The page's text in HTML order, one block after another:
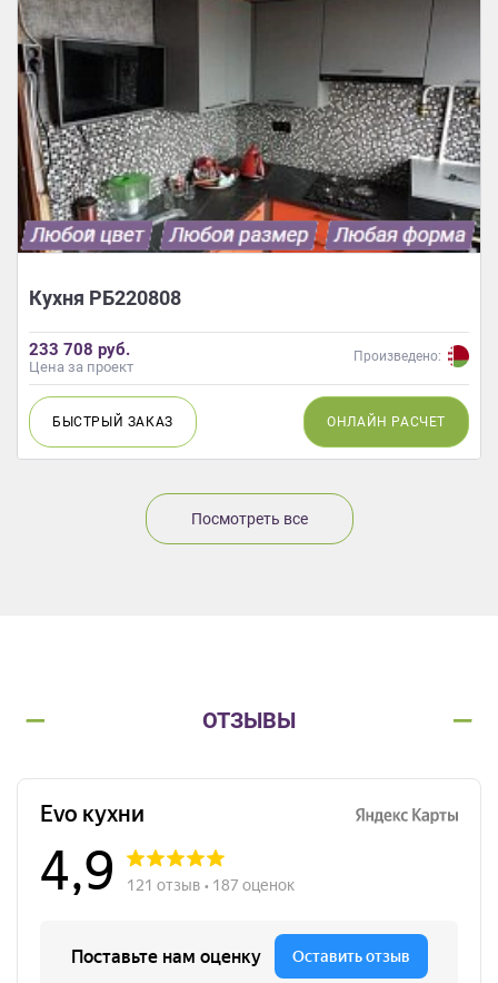
Кухня РБ220808
233 708 руб.
Цена за проект
Произведено:
БЫСТРЫЙ ЗАКАЗ ОНЛАЙН РАСЧЕТ
Посмотреть все
ОТЗЫВЫ